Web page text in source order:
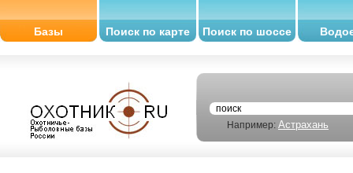
Базы Поиск по карте Поиск по шоссе
Например: Астрахань